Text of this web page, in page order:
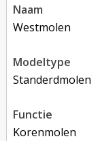
naam
Westmolen
modeltype
Standerdmolen
functie
korenmolen